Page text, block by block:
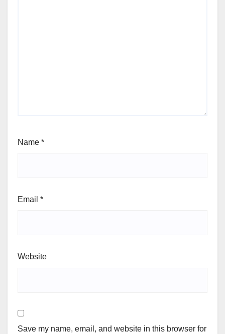
Name *
Email *
Website
Save my name, email, and website in this browser for